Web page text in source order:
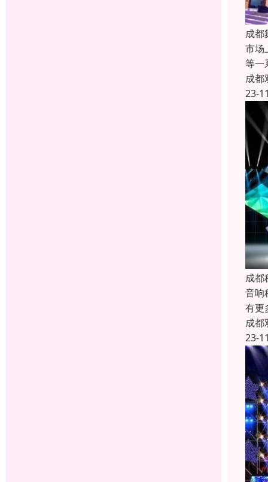
成都
市场
等一
成都
23-
成都
音响
有更
成都
23-